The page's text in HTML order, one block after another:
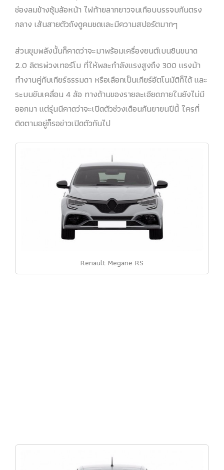
ช่องลมข้างซุ้มล้อหน้า ไฟท้ายลากยาวจนเกือบบรรจบกันตรง
กลาง เส้นสายตัวถังดูคมชดและมีความสปอร์ตมากๆ
ส่วนขุมพลังนั้นก็คาดว่าจะมาพร้อมเครื่องยนต์เบนซินขนาด
2.0 ลิตรพ่วงเทอร์โบ ที่ให้พละกำลังแรงสูงถึง 300 แรงม้า
ทำงานคู่กับเกียร์ธรรมดา หรือเลือกเป็นเกียร์อัตโนมัติก็ได้ และ
ระบบขับเคลื่อน 4 ล้อ ทางด้านของรายละเอียดภายในยังไม่มี
ออกมา แต่รุ่นนีคาดว่าจะเปิดตัวช่วงเดือนกันยายนปีนี้ ใครที่
ติดตามอยู่ก็รอข่าวเปิดตัวกันไป
Renault Megane RS